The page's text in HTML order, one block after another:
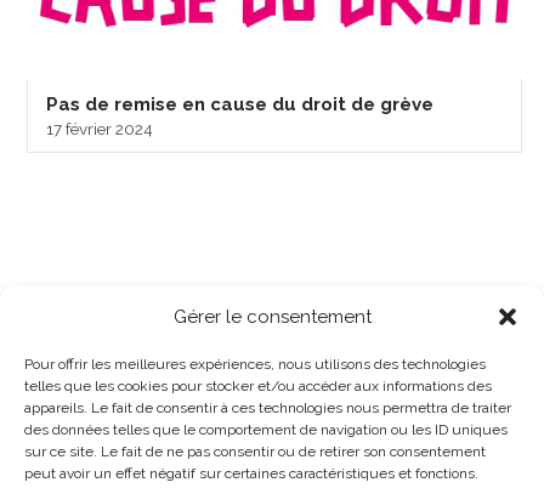
Gérer le consentement
Pour offrir les meilleures expériences, nous utilisons des technologies
telles que les cookies pour stocker et/ou accéder aux informations des
appareils. Le fait de consentir à ces technologies nous permettra de traiter
des données telles que le comportement de navigation ou les ID uniques
sur ce site. Le fait de ne pas consentir ou de retirer son consentement
peut avoir un effet négatif sur certaines caractéristiques et fonctions.
Pas de remise en cause du droit de grève
17 février 2024